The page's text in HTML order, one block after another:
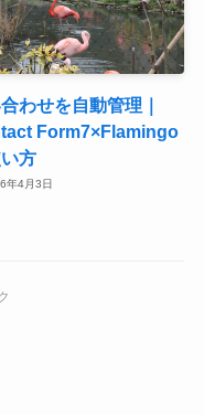
わせを自動管理｜
Form7×Flamingo
方
年4月3日